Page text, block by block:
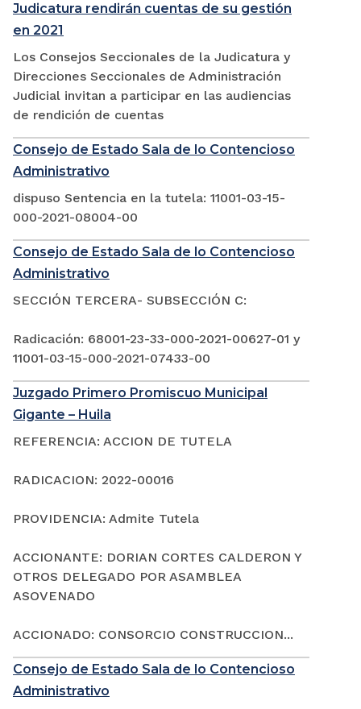
Judicatura rendirán cuentas de su gestión
en 2021
Los Consejos Seccionales de la Judicatura y
Direcciones Seccionales de Administración
Judicial invitan a participar en las audiencias
de rendición de cuentas
Consejo de Estado Sala de lo Contencioso
Administrativo
dispuso Sentencia en la tutela: 11001-03-15-
000-2021-08004-00
Consejo de Estado Sala de lo Contencioso
Administrativo
SECCIÓN TERCERA- SUBSECCIÓN C:
Radicación: 68001-23-33-000-2021-00627-01 y
11001-03-15-000-2021-07433-00
Juzgado Primero Promiscuo Municipal
Gigante – Huila
REFERENCIA: ACCION DE TUTELA
RADICACION: 2022-00016
PROVIDENCIA: Admite Tutela
ACCIONANTE: DORIAN CORTES CALDERON Y
OTROS DELEGADO POR ASAMBLEA
ASOVENADO
ACCIONADO: CONSORCIO CONSTRUCCION...
Consejo de Estado Sala de lo Contencioso
Administrativo